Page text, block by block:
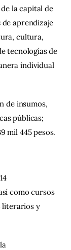
la capital de
de aprendizaje
cultura,
tecnologías de
individual
de insumos,
públicas;
mil 445 pesos.
como cursos
literarios y